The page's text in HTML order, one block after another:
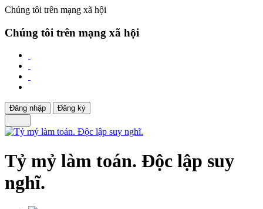
Chúng tôi trên mạng xã hội
Chúng tôi trên mạng xã hội
Đăng nhập Đăng ký
Tỷ mỷ làm toán. Độc lập suy
nghĩ.